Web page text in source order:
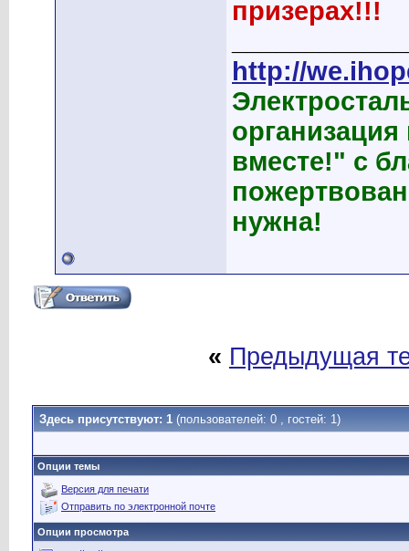
призерах!!!
http://
вместе!" с
нужна!
« Предыдущая
Здесь присутствуют: 1 (пользователей: 0 , гостей: 1)
Опции темы
Версия для печати
Отправить по электронной почте
Опции просмотра